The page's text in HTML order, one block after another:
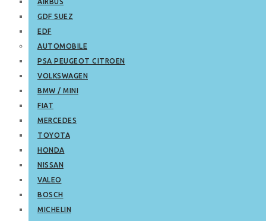
GDF SUEZ
EDF
AUTOMOBILE
PSA PEUGEOT CITROEN
VOLKSWAGEN
BMW / MINI
FIAT
MERCEDES
TOYOTA
HONDA
NISSAN
VALEO
BOSCH
MICHELIN